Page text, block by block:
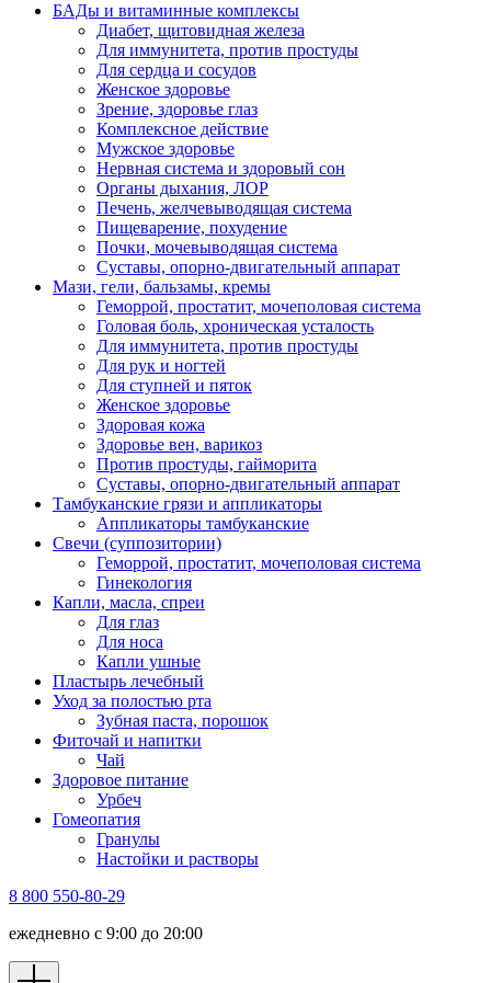
БАДы и витаминные комплексы
Диабет, щитовидная железа
Для иммунитета, против простуды
Для сердца и сосудов
Женское здоровье
Зрение, здоровье глаз
Комплексное действие
Мужское здоровье
Нервная система и здоровый сон
Органы дыхания, ЛОР
Печень, желчевыводящая система
Пищеварение, похудение
Почки, мочевыводящая система
Суставы, опорно-двигательный аппарат
Мази, гели, бальзамы, кремы
Геморрой, простатит, мочеполовая система
Головая боль, хроническая усталость
Для иммунитета, против простуды
Для рук и ногтей
Для ступней и пяток
Женское здоровье
Здоровая кожа
Здоровье вен, варикоз
Против простуды, гайморита
Суставы, опорно-двигательный аппарат
Тамбуканские грязи и аппликаторы
Аппликаторы тамбуканские
Свечи (суппозитории)
Геморрой, простатит, мочеполовая система
Гинекология
Капли, масла, спреи
Для глаз
Для носа
Капли ушные
Пластырь лечебный
Уход за полостью рта
Зубная паста, порошок
Фиточай и напитки
Чай
Здоровое питание
Урбеч
Гомеопатия
Гранулы
Настойки и растворы
8 800 550-80-29
ежедневно с 9:00 до 20:00